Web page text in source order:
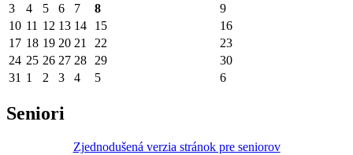
3
4 5 6 7 8
9
10 11 12 13 14 15
16
17 18 19 20 21 22
23
24 25 26 27 28 29
30
31 1 2 3 4 5 6
Seniori
Zjednodušená verzia stránok pre seniorov